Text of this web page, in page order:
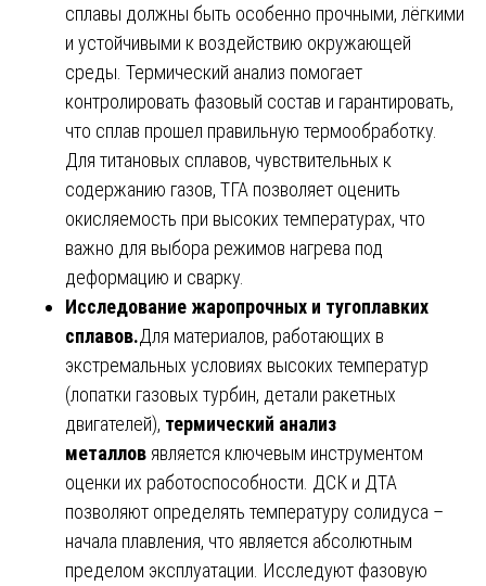
сплавы должны быть особенно прочными, лёгкими
и устойчивыми к воздействию окружающей
среды. Термический анализ помогает
контролировать фазовый состав и гарантировать,
что сплав прошел правильную термообработку.
Для титановых сплавов, чувствительных к
содержанию газов, ТГА позволяет оценить
окисляемость при высоких температурах, что
важно для выбора режимов нагрева под
деформацию и сварку.
Исследование жаропрочных и тугоплавких
сплавов.Для материалов, работающих в
экстремальных условиях высоких температур
(лопатки газовых турбин, детали ракетных
двигателей), термический анализ
металлов является ключевым инструментом
оценки их работоспособности. ДСК и ДТА
позволяют определять температуру солидуса –
начала плавления, что является абсолютным
пределом эксплуатации. Исследуют фазовую